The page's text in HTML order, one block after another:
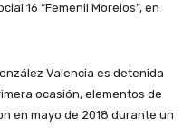
16 “Femenil Morelos”, en
Valencia es detenida
ocasión, elementos de
en mayo de 2018 durante un